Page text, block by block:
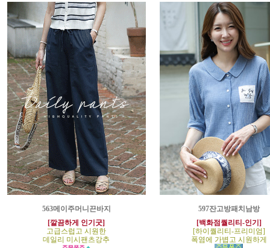
563메이주머니끈바지
[깔끔하게 인기굿]
고급스럽고 시원한
데일리 미시팬츠강추
597잔고방패치남방
[백화점퀄리티-인기]
[하이퀄리티-프리미엄]
폭염에 가볍고 시원하게